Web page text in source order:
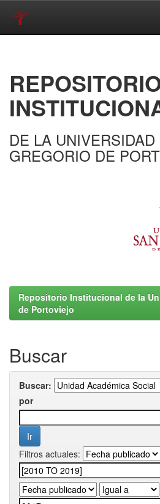
DE LA UNIVERSIDAD
GREGORIO DE
Repositorio Institucional de la
de Portoviejo
Buscar
Buscar:
por
Filtros actuales: